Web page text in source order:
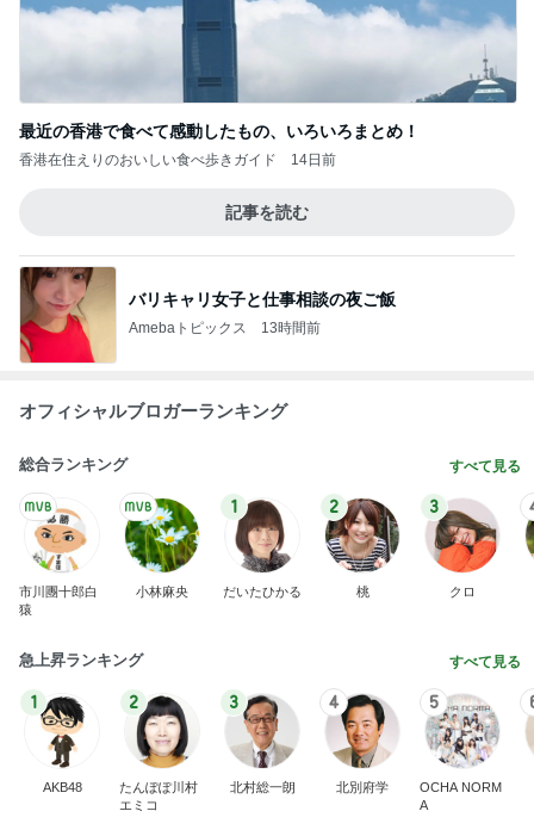
最近の香港で食べて感動したもの、いろいろまとめ！
香港在住えりのおいしい食べ歩きガイド 14日前
記事を読む
バリキャリ女子と仕事相談の夜ご飯
Amebaトピックス 13時間前
オフィシャルブロガーランキング
総合ランキング すべて見る
市川團十郎白
猿
小林麻央
1
だいたひかる
2
桃
3
クロ
急上昇ランキング すべて見る
1
AKB48
2
たんぽぽ川村
エミコ
3
北村総一朗
4
北別府学
5
OCHA NORM
A